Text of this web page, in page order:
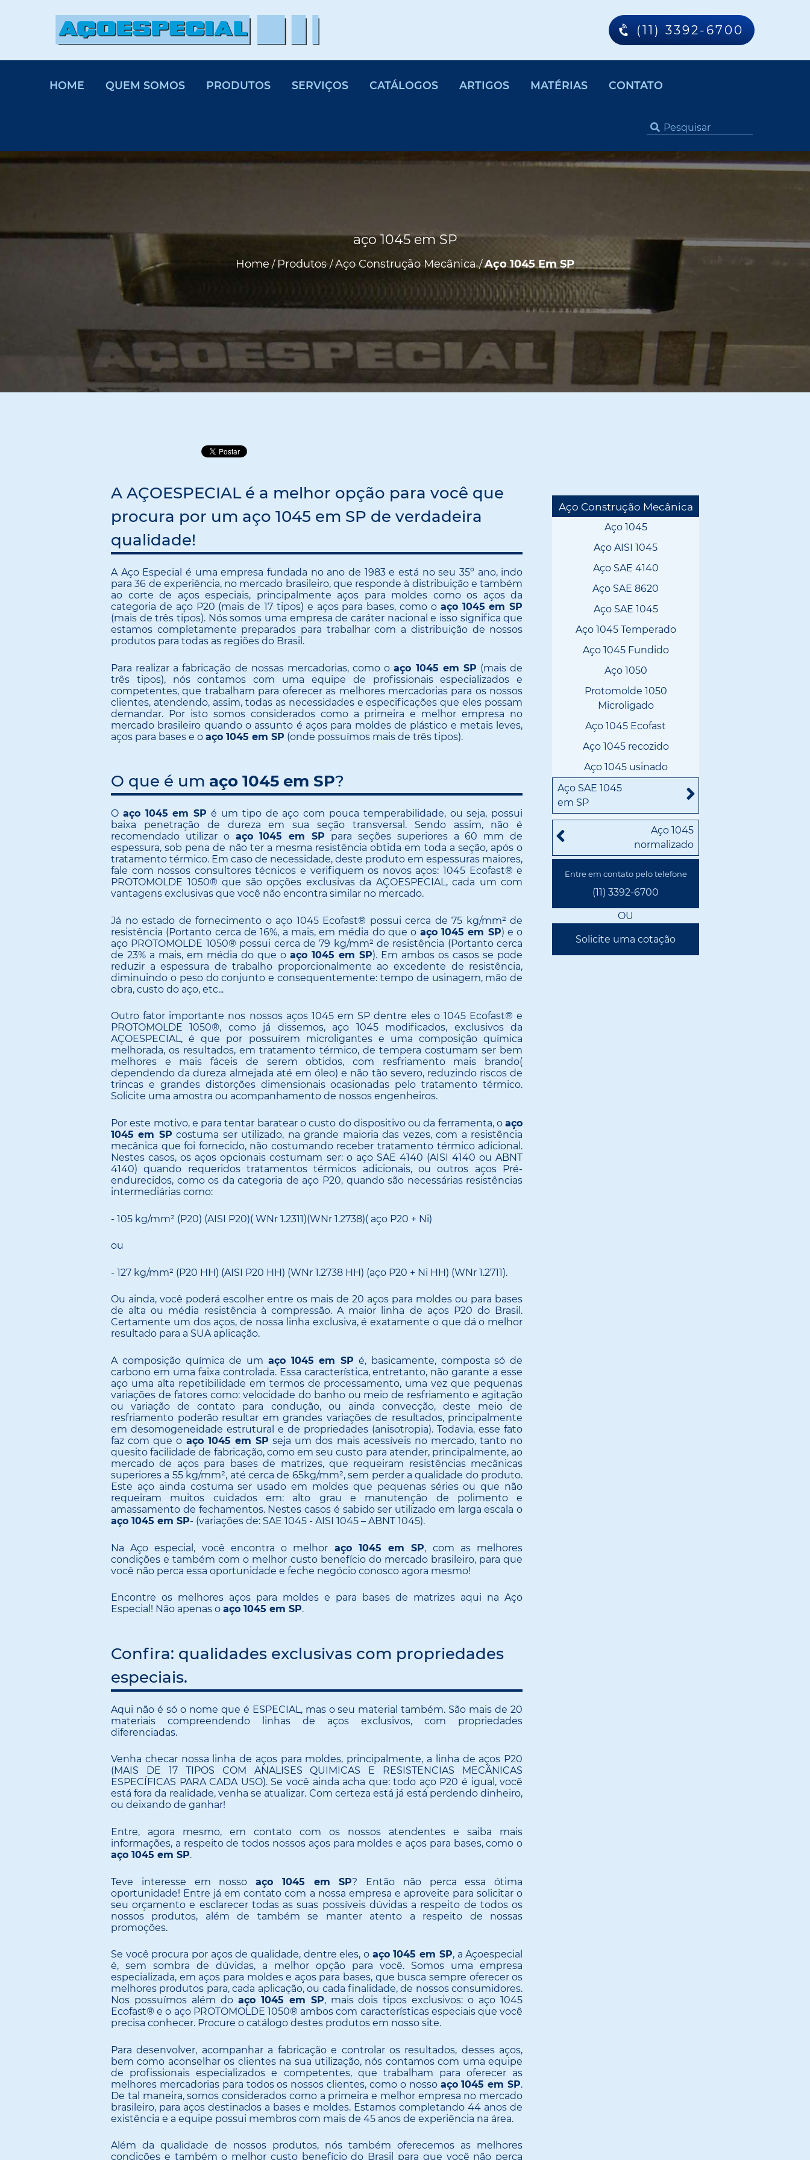
(11) 3392-6700
HOME QUEM SOMOS PRODUTOS SERVIÇOS CATÁLOGOS ARTIGOS MATÉRIAS CONTATO
Home / Produtos/Aço Construção Mecânica/Aço 1045 Em SP
aço 1045 em SP
A AÇOESPECIAL é a melhor opção para você que
procura por um aço 1045 em SP de verdadeira
qualidade!
A Aço Especial é uma empresa fundada no ano de 1983 e está no seu 35º ano, indo
para 36 de experiência, no mercado brasileiro, que responde à distribuição e também
ao corte de aços especiais, principalmente aços para moldes como os aços da
categoria de aço P20 (mais de 17 tipos) e aços para bases, como o aço 1045 em SP
(mais de três tipos). Nós somos uma empresa de caráter nacional e isso significa que
estamos completamente preparados para trabalhar com a distribuição de nossos
produtos para todas as regiões do Brasil.
Para realizar a fabricação de nossas mercadorias, como oaço 1045 em SP (mais de
três tipos), nós contamos com uma equipe de profissionais especializados e
competentes, que trabalham para oferecer as melhores mercadorias para os nossos
clientes, atendendo, assim, todas as necessidades e especificações que eles possam
demandar. Por isto somos considerados como a primeira e melhor empresa no
mercado brasileiro quando o assunto é aços para moldes de plástico e metais leves,
aços para bases e o aço 1045 em SP (onde possuímos mais de três tipos).
O que é um aço 1045 em SP?
O aço 1045 em SP é um tipo de aço com pouca temperabilidade, ou seja, possui
baixa penetração de dureza em sua seção transversal. Sendo assim, não é
recomendado utilizar o aço 1045 em SP para seções superiores a 60 mm de
espessura, sob pena de não ter a mesma resistência obtida em toda a seção, após o
tratamento térmico. Em caso de necessidade, deste produto em espessuras maiores,
fale com nossos consultores técnicos e verifiquem os novos aços: 1045 Ecofast® e
PROTOMOLDE 1050® que são opções exclusivas da AÇOESPECIAL, cada um com
vantagens exclusivas que você não encontra similar no mercado.
Já no estado de fornecimento o aço 1045 Ecofast® possui cerca de 75 kg/mm² de
resistência (Portanto cerca de 16%, a mais, em média do que o aço 1045 em SP) e o
aço PROTOMOLDE 1050® possui cerca de 79 kg/mm² de resistência (Portanto cerca
de 23% a mais, em média do que oaço 1045 em SP). Em ambos os casos se pode
reduzir a espessura de trabalho proporcionalmente ao excedente de resistência,
diminuindo o peso do conjunto e consequentemente: tempo de usinagem, mão de
obra, custo do aço, etc...
Outro fator importante nos nossos aços 1045 em SP dentre eles o 1045 Ecofast® e
PROTOMOLDE 1050®, como já dissemos, aço 1045 modificados, exclusivos da
AÇOESPECIAL, é que por possuírem microligantes e uma composição química
melhorada, os resultados, em tratamento térmico, de tempera costumam ser bem
melhores e mais fáceis de serem obtidos, com resfriamento mais brando(
dependendo da dureza almejada até em óleo) e não tão severo, reduzindo riscos de
trincas e grandes distorções dimensionais ocasionadas pelo tratamento térmico.
Solicite uma amostra ou acompanhamento de nossos engenheiros.
Por este motivo, e para tentar baratear o custo do dispositivo ou da ferramenta, oaço
1045 em SP costuma ser utilizado, na grande maioria das vezes, com a resistência
mecânica que foi fornecido, não costumando receber tratamento térmico adicional.
Nestes casos, os aços opcionais costumam ser: o aço SAE 4140 (AISI 4140 ou ABNT
4140) quando requeridos tratamentos térmicos adicionais, ou outros aços Pré-
endurecidos, como os da categoria de aço P20, quando são necessárias resistências
intermediárias como:
- 105 kg/mm² (P20) (AISI P20)( WNr 1.2311)(WNr 1.2738)( aço P20 + Ni)
ou
- 127 kg/mm² (P20 HH) (AISI P20 HH) (WNr 1.2738 HH) (aço P20 + Ni HH) (WNr 1.2711).
Ou ainda, você poderá escolher entre os mais de 20 aços para moldes ou para bases
de alta ou média resistência à compressão. A maior linha de aços P20 do Brasil.
Certamente um dos aços, de nossa linha exclusiva, é exatamente o que dá o melhor
resultado para a SUA aplicação.
A composição química de um aço 1045 em SP é, basicamente, composta só de
carbono em uma faixa controlada. Essa característica, entretanto, não garante a esse
aço uma alta repetibilidade em termos de processamento, uma vez que pequenas
variações de fatores como: velocidade do banho ou meio de resfriamento e agitação
ou variação de contato para condução, ou ainda convecção, deste meio de
resfriamento poderão resultar em grandes variações de resultados, principalmente
em desomogeneidade estrutural e de propriedades (anisotropia). Todavia, esse fato
faz com que o aço 1045 em SP seja um dos mais acessíveis no mercado, tanto no
quesito facilidade de fabricação, como em seu custo para atender, principalmente, ao
mercado de aços para bases de matrizes, que requeiram resistências mecânicas
superiores a 55 kg/mm², até cerca de 65kg/mm², sem perder a qualidade do produto.
Este aço ainda costuma ser usado em moldes que pequenas séries ou que não
requeiram muitos cuidados em: alto grau e manutenção de polimento e
amassamento de fechamentos. Nestes casos é sabido ser utilizado em larga escala o
aço 1045 em SP- (variações de: SAE 1045 - AISI 1045 – ABNT 1045).
Na Aço especial, você encontra o melhor aço 1045 em SP, com as melhores
condições e também com o melhor custo benefício do mercado brasileiro, para que
você não perca essa oportunidade e feche negócio conosco agora mesmo!
Encontre os melhores aços para moldes e para bases de matrizes aqui na Aço
Especial! Não apenas o aço 1045 em SP.
Confira: qualidades exclusivas com propriedades
especiais.
Aqui não é só o nome que é ESPECIAL, mas o seu material também. São mais de 20
materiais compreendendo linhas de aços exclusivos, com propriedades
diferenciadas.
Venha checar nossa linha de aços para moldes, principalmente, a linha de aços P20
(MAIS DE 17 TIPOS COM ANALISES QUIMICAS E RESISTENCIAS MECÂNICAS
ESPECÍFICAS PARA CADA USO). Se você ainda acha que: todo aço P20 é igual, você
está fora da realidade, venha se atualizar. Com certeza está já está perdendo dinheiro,
ou deixando de ganhar!
Entre, agora mesmo, em contato com os nossos atendentes e saiba mais
informações, a respeito de todos nossos aços para moldes e aços para bases, como o
aço 1045 em SP.
Teve interesse em nossoaço 1045 em SP? Então não perca essa ótima
oportunidade! Entre já em contato com a nossa empresa e aproveite para solicitar o
seu orçamento e esclarecer todas as suas possíveis dúvidas a respeito de todos os
nossos produtos, além de também se manter atento a respeito de nossas
promoções.
Se você procura por aços de qualidade, dentre eles, o aço 1045 em SP, a Açoespecial
é, sem sombra de dúvidas, a melhor opção para você. Somos uma empresa
especializada, em aços para moldes e aços para bases, que busca sempre oferecer os
melhores produtos para, cada aplicação, ou cada finalidade, de nossos consumidores.
Nos possuímos além do aço 1045 em SP, mais dois tipos exclusivos: o aço 1045
Ecofast® e o aço PROTOMOLDE 1050® ambos com características especiais que você
precisa conhecer. Procure o catálogo destes produtos em nosso site.
Para desenvolver, acompanhar a fabricação e controlar os resultados, desses aços,
bem como aconselhar os clientes na sua utilização, nós contamos com uma equipe
de profissionais especializados e competentes, que trabalham para oferecer as
melhores mercadorias para todos os nossos clientes, como o nosso aço 1045 em SP.
De tal maneira, somos considerados como a primeira e melhor empresa no mercado
brasileiro, para aços destinados a bases e moldes. Estamos completando 44 anos de
existência e a equipe possui membros com mais de 45 anos de experiência na área.
Além da qualidade de nossos produtos, nós também oferecemos as melhores
condições e também o melhor custo benefício do Brasil para que você não perca
Aço Construção Mecânica
Aço 1045
Aço AISI 1045
Aço SAE 4140
Aço SAE 8620
Aço SAE 1045
Aço 1045 Temperado
Aço 1045 Fundido
Aço 1050
Protomolde 1050
Microligado
Aço 1045 Ecofast
Aço 1045 recozido
Aço 1045 usinado
Aço SAE 1045
em SP
Aço 1045
normalizado
Entre em contato pelo telefone
(11) 3392-6700
OU
Solicite uma cotação